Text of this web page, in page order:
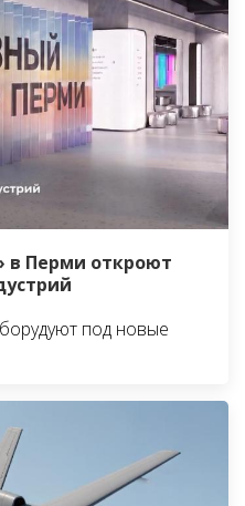
в Перми откроют
под новые